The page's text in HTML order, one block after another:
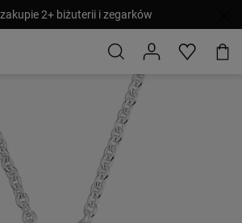
2+ biżuterii i zegarków